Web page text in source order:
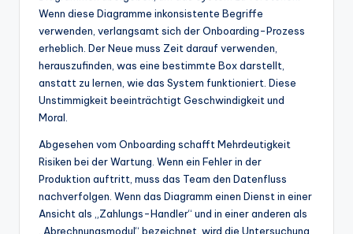
Wenn diese Diagramme inkonsistente Begriffe
verwenden, verlangsamt sich der Onboarding-Prozess
erheblich. Der Neue muss Zeit darauf verwenden,
herauszufinden, was eine bestimmte Box darstellt,
anstatt zu lernen, wie das System funktioniert. Diese
Unstimmigkeit beeinträchtigt Geschwindigkeit und
Moral.
Abgesehen vom Onboarding schafft Mehrdeutigkeit
Risiken bei der Wartung. Wenn ein Fehler in der
Produktion auftritt, muss das Team den Datenfluss
nachverfolgen. Wenn das Diagramm einen Dienst in einer
Ansicht als „Zahlungs-Handler“ und in einer anderen als
„Abrechnungsmodul“ bezeichnet, wird die Untersuchung